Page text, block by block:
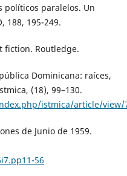
políticos paralelos. Un
188, 195-249.
fiction. Routledge.
Dominicana: raíces,
(18), 99–130.
istmica/article/view/
de Junio de 1959.
56